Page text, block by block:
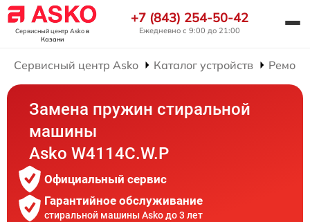
Сервисный центр Askoв
Казани
+7 (843) 254-50-42
Ежедневно с 9:00 до 21:00
Сервисный центр Asko Каталог устройств
Замена пружин стиральной
машины
Asko W4114C.W.P
Официальный сервис
Гарантийное обслуживание
стиральной машины Asko до 3 лет